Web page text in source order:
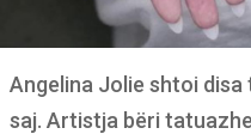
Angelina Jolie shtoi
saj. Artistja bëri